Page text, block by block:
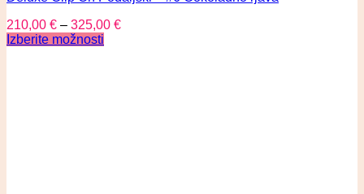
210,00 € – 325,00 €
Izberite možnosti